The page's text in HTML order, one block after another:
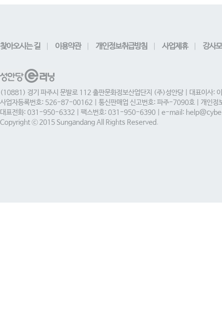
찾아오시는 길 이용약관 개인정보취급방침 사업제휴 강사
(10881) 경기 파주시 문발로 112 출판문화정보산업단지 (주)성안당 | 대표이사:
사업자등록번호: 526-87-00162 | 통신판매업 신고번호: 파주-7090호 | 개인정
대표전화: 031-950-6332 | 팩스번호: 031-950-6390 | e-mail:
Copyright ⓒ 2015 Sungandang All Rights Reserved.